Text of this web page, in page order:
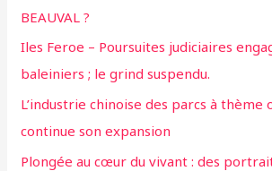
BEAUVAL ?
Iles Feroe – Poursuites judiciaires
baleiniers ; le grind suspendu.
L’industrie chinoise des parcs à thème
continue son expansion
Plongée au cœur du vivant : des